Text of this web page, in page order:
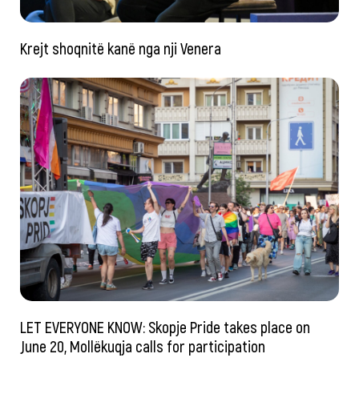
Krejt shoqnitë kanë nga nji Venera
LET EVERYONE KNOW: Skopje Pride takes place on
June 20, Mollëkuqja calls for participation